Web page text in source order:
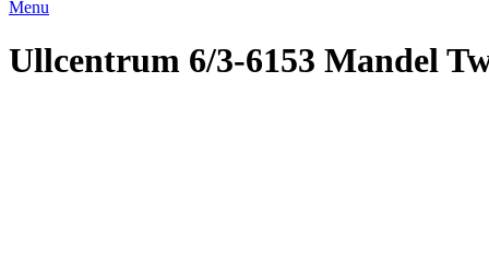
Menu
Ullcentrum 6/3-6153 Mandel